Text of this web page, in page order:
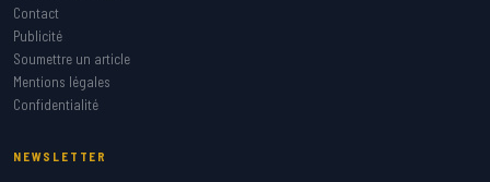
Contact
Publicité
Soumettre un article
Mentions légales
Confidentialité
NEWSLETTER